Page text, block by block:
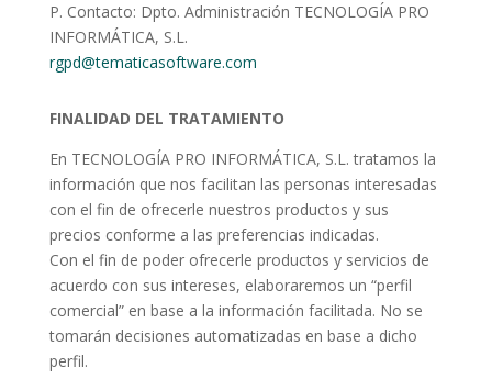
P. Contacto: Dpto. Administración TECNOLOGÍA PRO
INFORMÁTICA, S.L.
rgpd@tematicasoftware.com
FINALIDAD DEL TRATAMIENTO
En TECNOLOGÍA PRO INFORMÁTICA, S.L. tratamos la
información que nos facilitan las personas interesadas
con el fin de ofrecerle nuestros productos y sus
precios conforme a las preferencias indicadas.
Con el fin de poder ofrecerle productos y servicios de
acuerdo con sus intereses, elaboraremos un “perfil
comercial” en base a la información facilitada. No se
tomarán decisiones automatizadas en base a dicho
perfil.